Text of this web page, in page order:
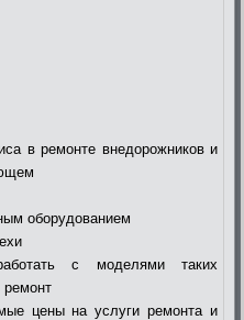
в ремонте внедорожников и
оборудованием
с моделями таких
ремонт
цены на услуги ремонта и